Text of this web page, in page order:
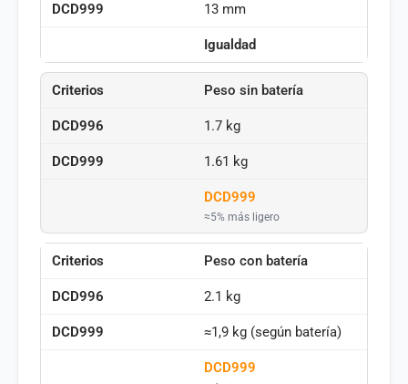
13 mm
Igualdad
Peso sin batería
1.7 kg
1.61 kg
DCD999
≈5% más ligero
Peso con batería
2.1 kg
≈1,9 kg (según batería)
DCD999